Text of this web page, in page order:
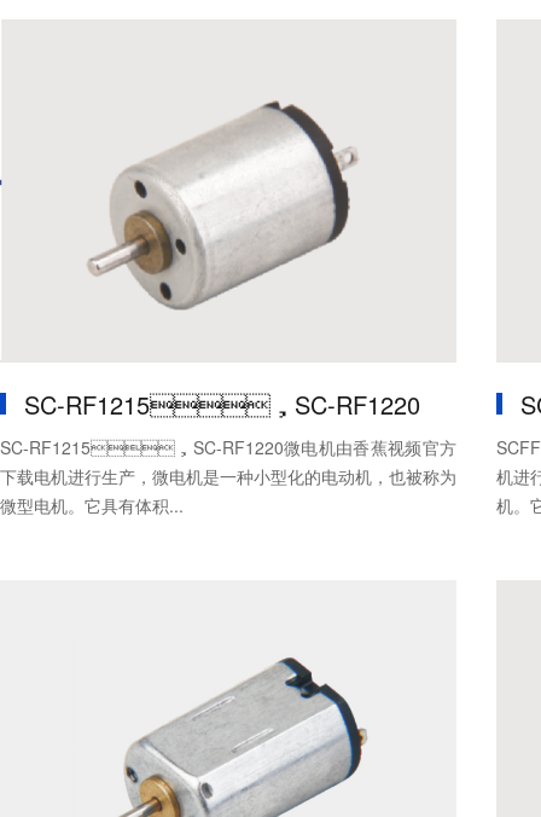
SC-RF1215，SC-RF1220
SC-RF1215，SC-RF1220微电机由香蕉视频官方
下载电机进行生产，微电机是一种小型化的电动机，也被称为
微型电机。它具有体积...
机进
机